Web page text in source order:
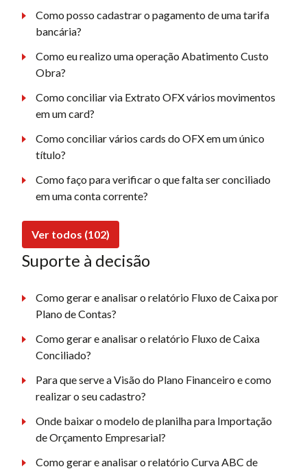
Como posso cadastrar o pagamento de uma tarifa
bancária?
Como eu realizo uma operação Abatimento Custo
Obra?
Como conciliar via Extrato OFX vários movimentos
em um card?
Como conciliar vários cards do OFX em um único
título?
Como faço para verificar o que falta ser conciliado
em uma conta corrente?
Ver todos (102)
Suporte à decisão
Como gerar e analisar o relatório Fluxo de Caixa por
Plano de Contas?
Como gerar e analisar o relatório Fluxo de Caixa
Conciliado?
Para que serve a Visão do Plano Financeiro e como
realizar o seu cadastro?
Onde baixar o modelo de planilha para Importação
de Orçamento Empresarial?
Como gerar e analisar o relatório Curva ABC de